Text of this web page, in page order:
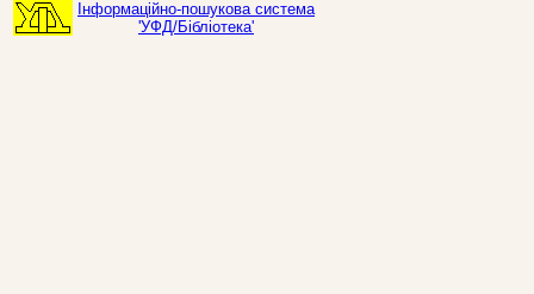
Інформаційно-пошукова система
'УФД/Бібліотека'